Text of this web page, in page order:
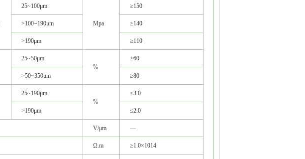
25~100μm
Mpa
≥150
>100~190μm ≥140
>190μm ≥110
25~50μm
%
≥60
>50~350μm ≥80
25~190μm
%
≤3.0
>190μm ≤2.0
V/μm —
Ω.m ≥1.0×1014